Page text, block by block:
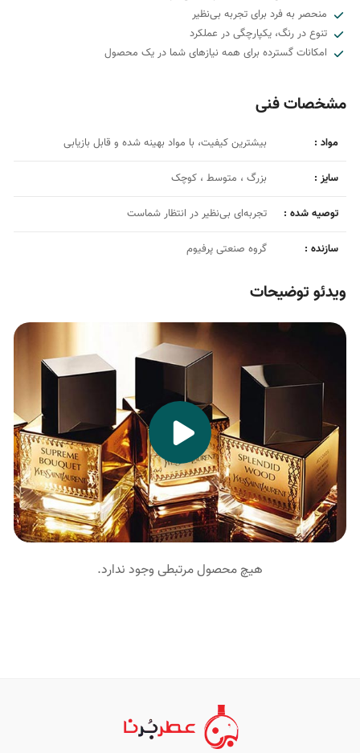
منحصر به فرد برای تجربه بی‌نظیر
تنوع در رنگ، یکپارچگی در عملکرد
امکانات گسترده برای همه نیازهای شما در یک محصول
مشخصات فنی
مواد : بیشترین کیفیت، با مواد بهینه شده و قابل بازیابی
سایز : بزرگ ، متوسط ، کوچک
توصیه شده : تجربه‌ای بی‌نظیر در انتظار شماست
سازنده : گروه صنعتی پرفیوم
ویدئو توضیحات
هیچ محصول مرتبطی وجود ندارد.